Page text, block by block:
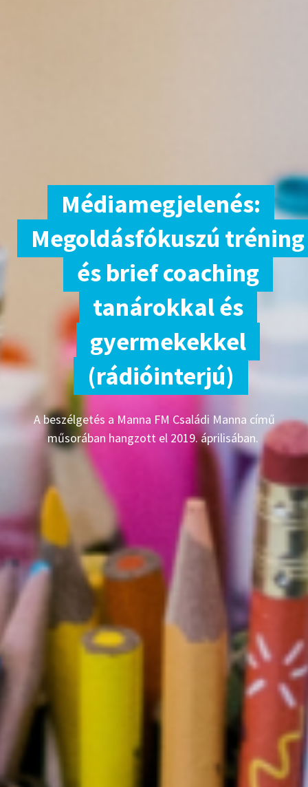
Médiamegjelenés:
Megoldásfókuszú tréning
és brief coaching
tanárokkal és
gyermekekkel
(rádióinterjú)
A beszélgetés a Manna FM Családi Manna című
műsorában hangzott el 2019. áprilisában.